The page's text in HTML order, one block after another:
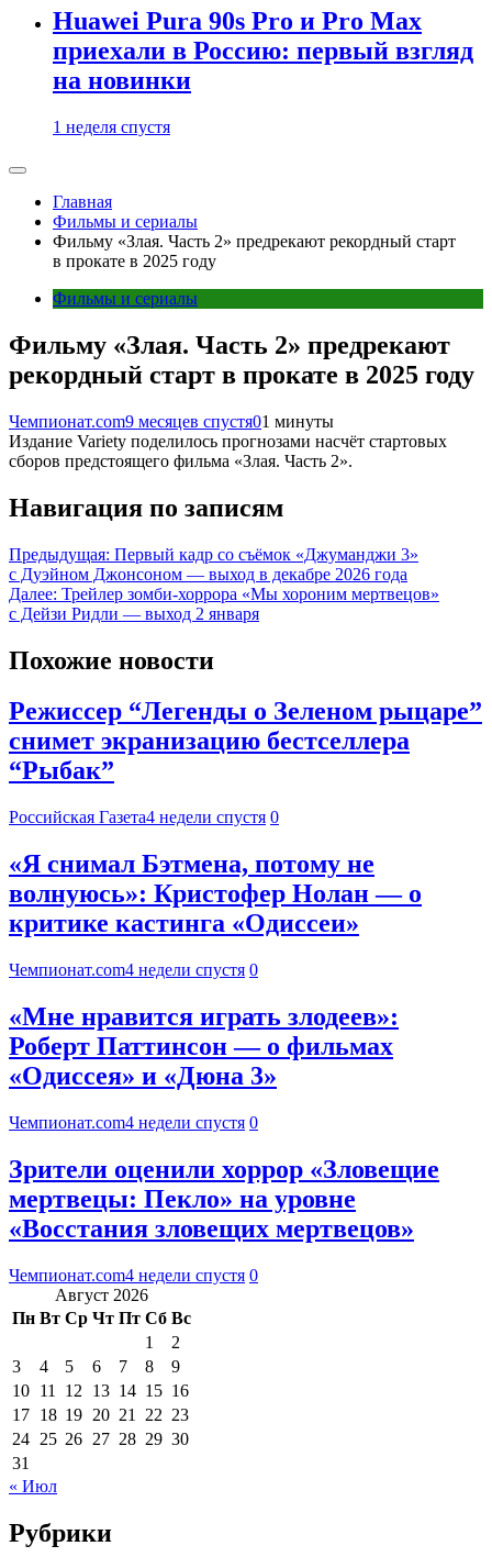
Huawei Pura 90s Pro и Pro Max
приехали в Россию: первый взгляд
на новинки
1 неделя спустя
Главная
Фильмы и сериалы
Фильму «Злая. Часть 2» предрекают рекордный старт
в прокате в 2025 году
Фильмы и сериалы
Фильму «Злая. Часть 2» предрекают
рекордный старт в прокате в 2025 году
Чемпионат.com9 месяцев спустя01 минуты
Издание Variety поделилось прогнозами насчёт стартовых
сборов предстоящего фильма «Злая. Часть 2».
Навигация по записям
Предыдущая: Первый кадр со съёмок «Джуманджи 3»
с Дуэйном Джонсоном — выход в декабре 2026 года
Далее: Трейлер зомби-хоррора «Мы хороним мертвецов»
с Дейзи Ридли — выход 2 января
Похожие новости
Режиссер “Легенды о Зеленом рыцаре”
снимет экранизацию бестселлера
“Рыбак”
Российская Газета4 недели спустя 0
«Я снимал Бэтмена, потому не
волнуюсь»: Кристофер Нолан — о
критике кастинга «Одиссеи»
Чемпионат.com4 недели спустя 0
«Мне нравится играть злодеев»:
Роберт Паттинсон — о фильмах
«Одиссея» и «Дюна 3»
Чемпионат.com4 недели спустя 0
Зрители оценили хоррор «Зловещие
мертвецы: Пекло» на уровне
«Восстания зловещих мертвецов»
Чемпионат.com4 недели спустя 0
Август 2026
Пн Вт Ср Чт Пт Сб Вс
1
2
3
4 5 6 7 8
9
10 11 12 13 14 15 16
17 18 19 20 21 22 23
24 25 26 27 28 29 30
31
« Июл
Рубрики